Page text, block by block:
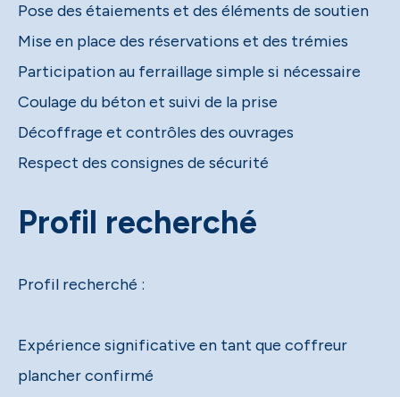
Pose des étaiements et des éléments de soutien
Mise en place des réservations et des trémies
Participation au ferraillage simple si nécessaire
Coulage du béton et suivi de la prise
Décoffrage et contrôles des ouvrages
Respect des consignes de sécurité
Profil recherché
Profil recherché :
Expérience significative en tant que coffreur
plancher confirmé